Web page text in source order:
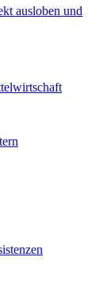
ausloben und